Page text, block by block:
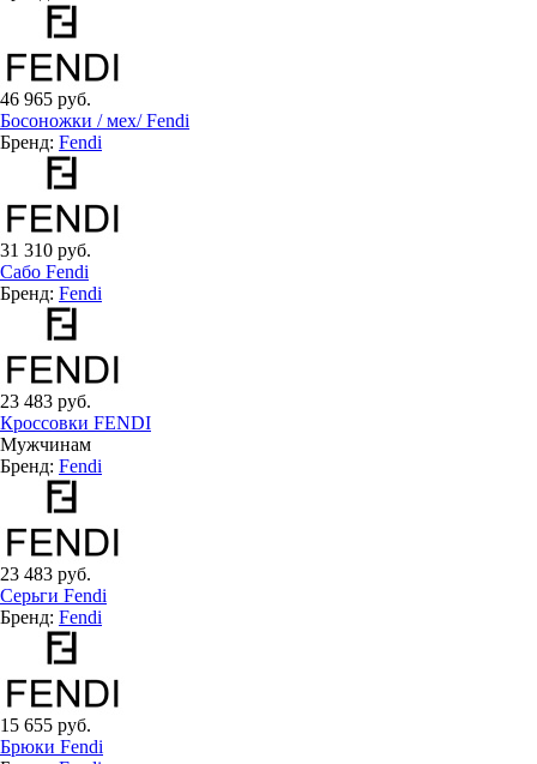
46 965 руб.
Босоножки / мех/ Fendi
Бренд: Fendi
31 310 руб.
Сабо Fendi
Бренд: Fendi
23 483 руб.
Кроссовки FENDI
Мужчинам
Бренд: Fendi
23 483 руб.
Серьги Fendi
Бренд: Fendi
15 655 руб.
Брюки Fendi